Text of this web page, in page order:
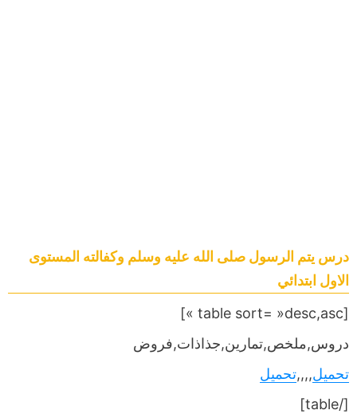
درس یتم الرسول صلى الله علیه وسلم وكفالته المستوى
الاول ابتدائي
[table sort= »desc,asc »]
دروس,ملخص,تمارين,جذاذات,فروض
تحميل,,,,تحميل
[/table]